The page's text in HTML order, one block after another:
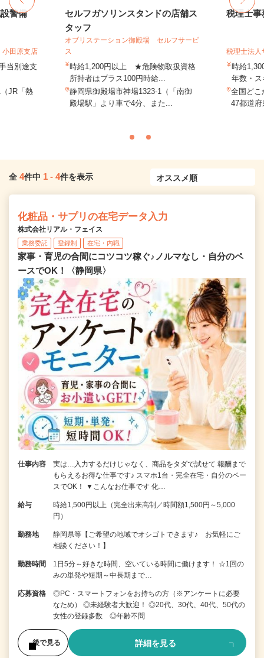
警備
田原支店
当別途支
JR「熱
セルフガソリンスタンドの店舗ス
タッフ
オブリステーション御殿場 セルフサービ
ス
時給1,200円以上 ★危険物取扱資格
所持者はプラス100円時給...
静岡県御殿場市神場1323-1（「南御
殿場駅」より車で4分、また...
税理士事
税理士法人
時給
年数・
全国どこ
47都道
全 4件中 1 - 4件を表示
化粧品・サプリの在宅データ入力
株式会社リアル・フェイス
業務委託 登録制 在宅・内職
家事・育児の合間にコツコツ稼ぐ♪ノルマなし・自分のペ
ースでOK！〈静岡県〉
仕事内容
実は…入力するだけじゃなく、商品をタダで試せて 報酬まで
もらえるお得な仕事です♪ スマホ1台・完全在宅・自分のペー
スでOK！ ▼こんなお仕事です 化…
給与
時給1,500円以上（完全出来高制／時間額1,500円～5,000
円）
勤務地
静岡県等【ご希望の地域でオシゴトできます♪ お気軽にご
相談ください！】
勤務時間
1日5分～好きな時間、空いている時間に働けます！ ☆1回の
みの単発や短期～中長期まで…
応募資格
◎PC・スマートフォンをお持ちの方（※アンケートに必要
なため） ◎未経験者大歓迎！ ◎20代、30代、40代、50代の
女性の登録多数 ◎年齢不問
後で見る 詳細を見る